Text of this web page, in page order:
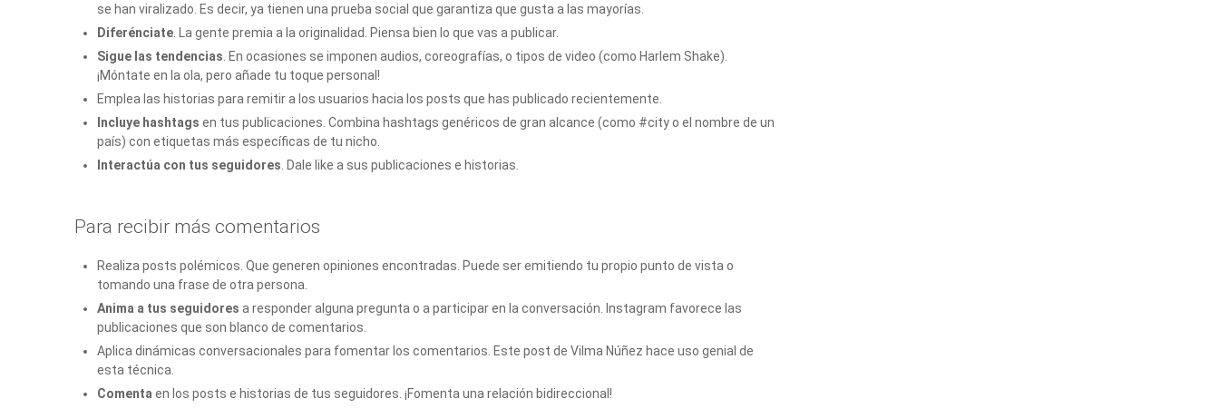
se han viralizado. Es decir, ya tienen una prueba social que garantiza que gusta a las mayorías.
Diferénciate . La gente premia a la originalidad. Piensa bien lo que vas a publicar.
Sigue las tendencias . En ocasiones se imponen audios, coreografías, o tipos de video (como Harlem Shake).
¡Móntate en la ola, pero añade tu toque personal!
Emplea las historias para remitir a los usuarios hacia los posts que has publicado recientemente.
Incluye hashtags en tus publicaciones. Combina hashtags genéricos de gran alcance (como #city o el nombre de un
país) con etiquetas más específicas de tu nicho.
Interactúa con tus seguidores . Dale like a sus publicaciones e historias.
Para recibir más comentarios
Realiza posts polémicos. Que generen opiniones encontradas. Puede ser emitiendo tu propio punto de vista o
tomando una frase de otra persona.
Anima a tus seguidores a responder alguna pregunta o a participar en la conversación. Instagram favorece las
publicaciones que son blanco de comentarios.
Aplica dinámicas conversacionales para fomentar los comentarios. Este post de Vilma Núñez hace uso genial de
esta técnica.
Comenta en los posts e historias de tus seguidores. ¡Fomenta una relación bidireccional!